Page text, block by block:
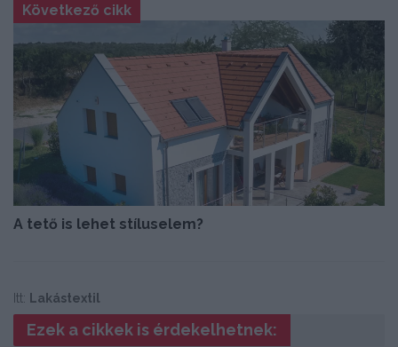
Következő cikk
A tető is lehet stíluselem?
Itt: Lakástextil
Ezek a cikkek is érdekelhetnek: